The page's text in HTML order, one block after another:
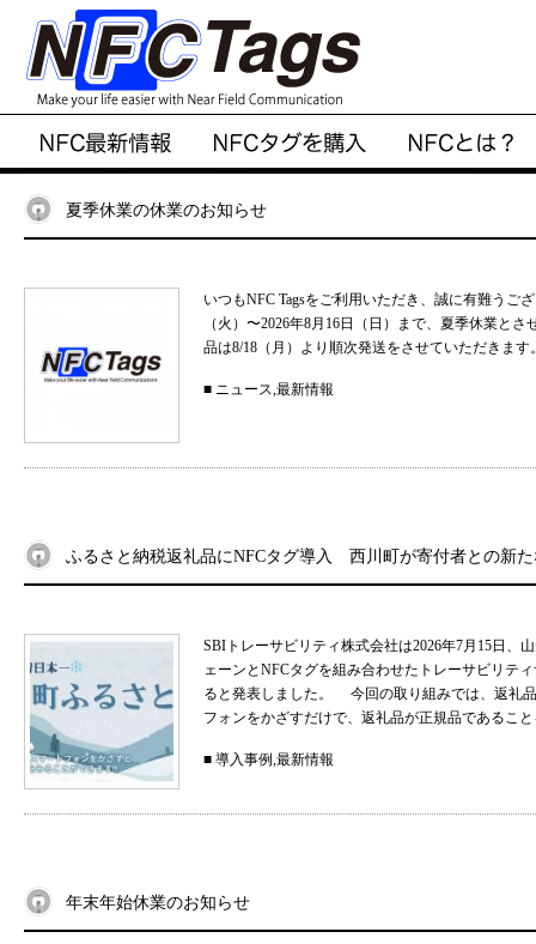
夏季休業の休業のお知らせ
いつもNFC Tagsをご利用いただき、誠に有難う
（火）〜2026年8月16日（日）まで、夏季休業と
品は8/18（月）より順次発送をさせていただきま
■ ニュース,最新情報
ふるさと納税返礼品にNFCタグ導入 西川町が寄付者との新
SBIトレーサビリティ株式会社は2026年7月15日、
ェーンとNFCタグを組み合わせたトレーサビリテ
ると発表しました。 今回の取り組みでは、返礼
フォンをかざすだけで、返礼品が正規品であるこ
■ 導入事例,最新情報
年末年始休業のお知らせ